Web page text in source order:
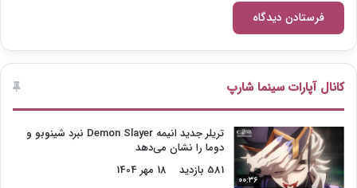
کانال آپارات سینما شارپ
00:36
تریلر جدید انیمه Demon Slayer نبرد شینوبو و
دوما را نشان می‌دهد
581 بازدید
18 مهر 1404